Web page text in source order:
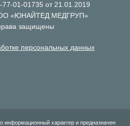
01-01735 от 21.01.2019
«ЮНАЙТЕД МЕДГРУП»
защищены
персональных данных
информационный характер и предназначен